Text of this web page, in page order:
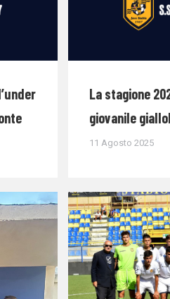
La stagione
giovanile
11 Agosto 2025